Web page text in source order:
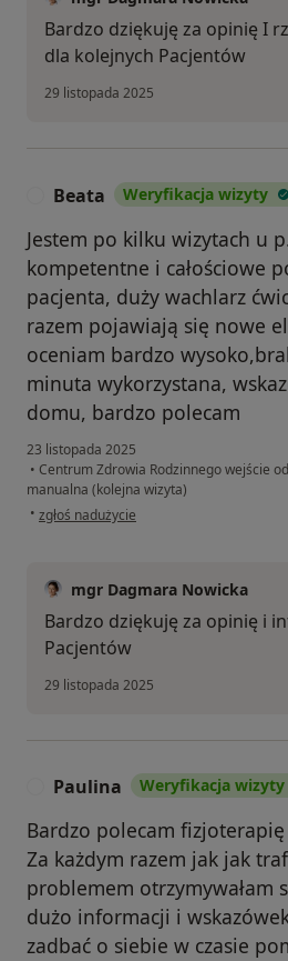
Bardzo dziękuję za opinię I
dla kolejnych Pacjentów
29 listopada 2025
Beata Weryfikacja wizyty
Jestem po kilku wizytach u
kompetentne i całościowe
pacjenta, duży wachlarz
razem pojawiają się nowe
oceniam bardzo
minuta wykorzystana,
domu, bardzo polecam
23 listopada 2025
• Centrum Zdrowia Rodzinnego wejście
manualna (kolejna wizyta)
• w opinii użytkownika Beata
zgłoś nadużycie
mgr Dagmara Nowicka
Bardzo dziękuję za opinię i
Pacjentów
29 listopada 2025
Paulina Weryfikacja wizyty
Bardzo polecam
Za każdym razem jak jak
problemem otrzymywałam
dużo informacji i
zadbać o siebie w czasie